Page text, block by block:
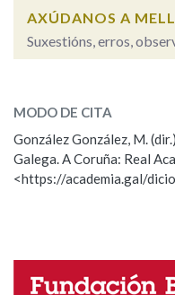
AXÚDANOS A
Suxestións, erros,
ESCOLLE UNHA
Observación
Propoño mellorar a
Nome
MODO DE CITA
González González, M.
Galega. A Coruña: Real
<https://academia.gal/